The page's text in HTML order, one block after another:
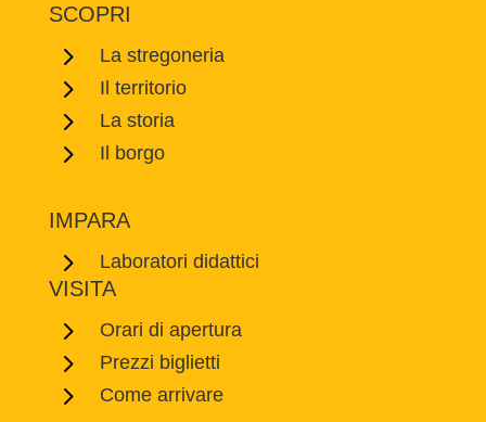
SCOPRI
5 La stregoneria
5 Il territorio
5 La storia
5 Il borgo
IMPARA
5 Laboratori didattici
VISITA
5 Orari di apertura
5 Prezzi biglietti
5 Come arrivare